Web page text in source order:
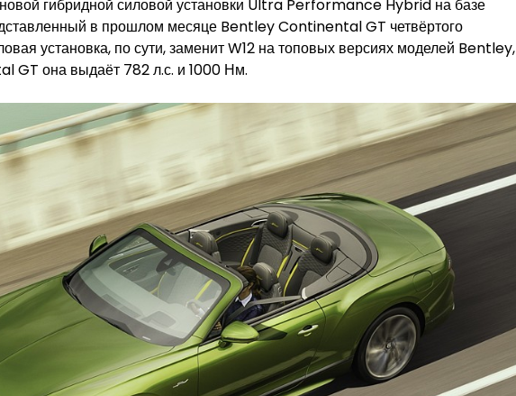
гибридной силовой установки Ultra Performance Hybrid на базе
в прошлом месяце Bentley Continental GT четвёртого
установка, по сути, заменит W12 на топовых версиях моделей Bentley,
GT она выдаёт 782 л.с. и 1000 Нм.